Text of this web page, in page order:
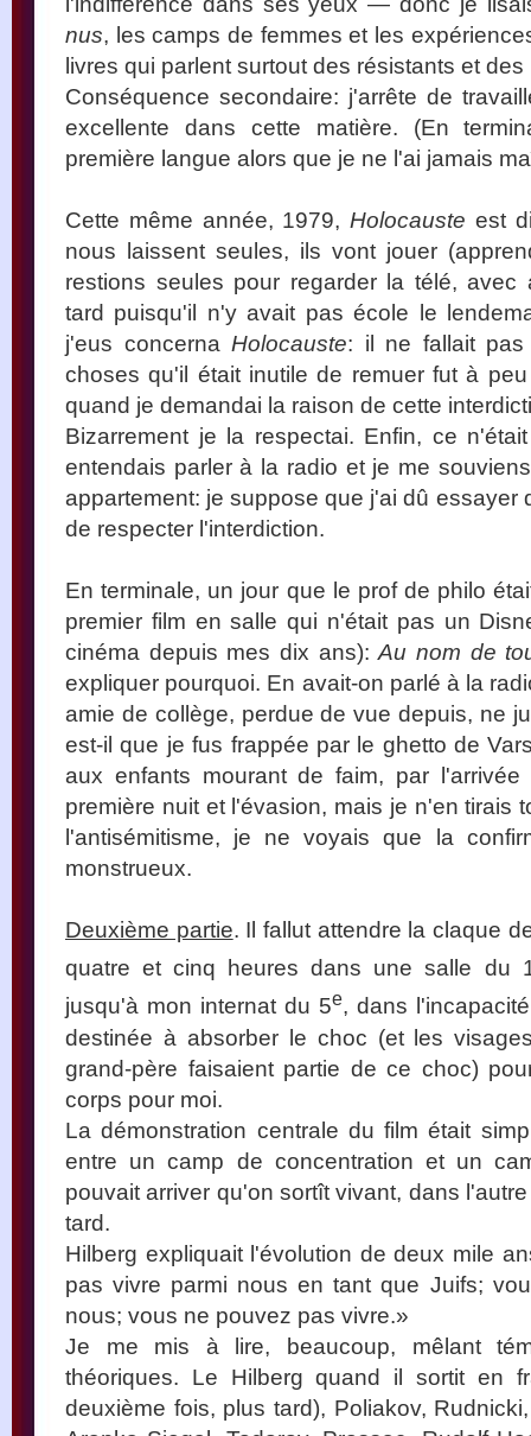
nus, les camps de femmes et les
livres qui parlent surtout des résistants et
Conséquence secondaire: j'arrête de
excellente dans cette matière. (En
première langue alors que je ne l'ai jamais
Cette même année, 1979,Holocauste est
nous laissent seules, ils vont jouer
restions seules pour regarder la télé, avec
tard puisqu'il n'y avait pas école le
j'eus concerna Holocauste: il ne fallait
choses qu'il était inutile de remuer fut à
quand je demandai la raison de cette
Bizarrement je la respectai. Enfin, ce
entendais parler à la radio et je me
appartement: je suppose que j'ai dû essayer
de respecter l'interdiction.
En terminale, un jour que le prof de philo
premier film en salle qui n'était pas un
cinéma depuis mes dix ans):Au nom de
expliquer pourquoi. En avait-on parlé à la
amie de collège, perdue de vue depuis, ne
est-il que je fus frappée par le ghetto de
aux enfants mourant de faim, par
première nuit et l'évasion, mais je n'en tirais
l'antisémitisme, je ne voyais que la
monstrueux.
Deuxième partie. Il fallut attendre la claque
quatre et cinq heures dans une salle du
jusqu'à mon internat du 5e, dans
destinée à absorber le choc (et les
grand-père faisaient partie de ce choc)
corps pour moi.
La démonstration centrale du film était
entre un camp de concentration et un
pouvait arriver qu'on sortît vivant, dans
tard.
Hilberg expliquait l'évolution de deux mile
pas vivre parmi nous en tant que Juifs;
nous; vous ne pouvez pas vivre.»
Je me mis à lire, beaucoup, mêlant
théoriques. Le Hilberg quand il sortit en
deuxième fois, plus tard), Poliakov,